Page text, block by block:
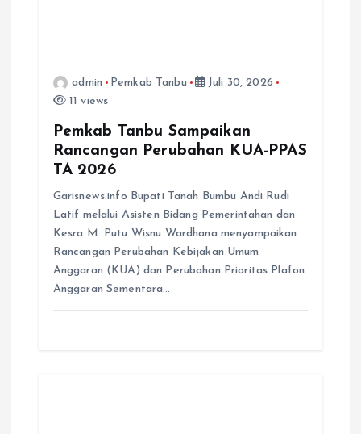
admin
Pemkab Tanbu Sampaikan
Rancangan Perubahan KUA-PPAS
TA 2026
Garisnews.info Bupati Tanah Bumbu Andi Rudi
Latif melalui Asisten Bidang Pemerintahan dan
Kesra M. Putu Wisnu Wardhana menyampaikan
Rancangan Perubahan Kebijakan Umum
Anggaran (KUA) dan Perubahan Prioritas Plafon
Anggaran Sementara…